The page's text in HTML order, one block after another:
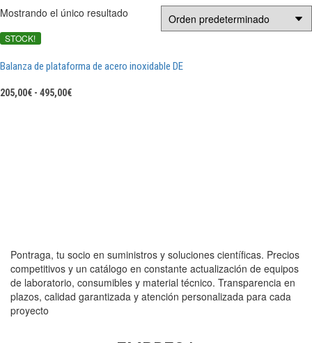
Mostrando el único resultado
STOCK!
Balanza de plataforma de acero inoxidable DE
205,00€ - 495,00€Rango
Pontraga, tu socio en suministros y soluciones científicas. Precios
competitivos y un catálogo en constante actualización de equipos
de laboratorio, consumibles y material técnico. Transparencia en
plazos, calidad garantizada y atención personalizada para cada
proyecto